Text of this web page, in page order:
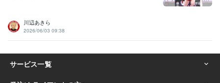
川辺あきら
2026/06/03 09:38